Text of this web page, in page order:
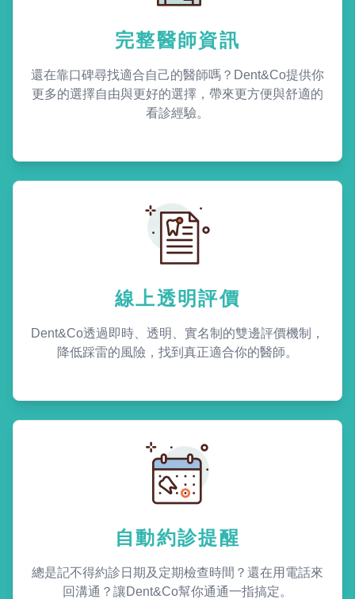
完整醫師資訊
還在靠口碑尋找適合自己的醫師嗎？Dent&Co提供你
更多的選擇自由與更好的選擇，帶來更方便與舒適的
看診經驗。
線上透明評價
Dent&Co透過即時、透明、實名制的雙邊評價機制，
降低踩雷的風險，找到真正適合你的醫師。
自動約診提醒
總是記不得約診日期及定期檢查時間？還在用電話來
回溝通？讓Dent&Co幫你通通一指搞定。